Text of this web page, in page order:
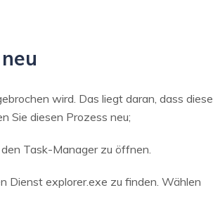
wird. Das liegt daran, dass diese
Sie diesen Prozess neu;
Task-Manager zu öffnen.
Dienst explorer.exe zu finden. Wählen